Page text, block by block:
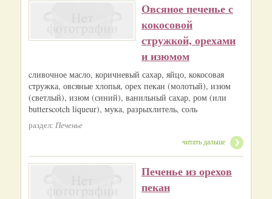
Овсяное печенье с
кокосовой
стружкой, орехами
и изюмом
cливочное масло, коричневый сахар, яйцо, кокосовая
стружка, овсяные хлопья, орех пекан (молотый), изюм
(светлый), изюм (синий), ванильный сахар, ром (или
butterscotch liqueur), мука, разрыхлитель, соль
раздел: Печенье
читать дальше
Печенье из орехов
пекан